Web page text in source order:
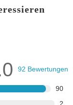
90
92 Bewertungen